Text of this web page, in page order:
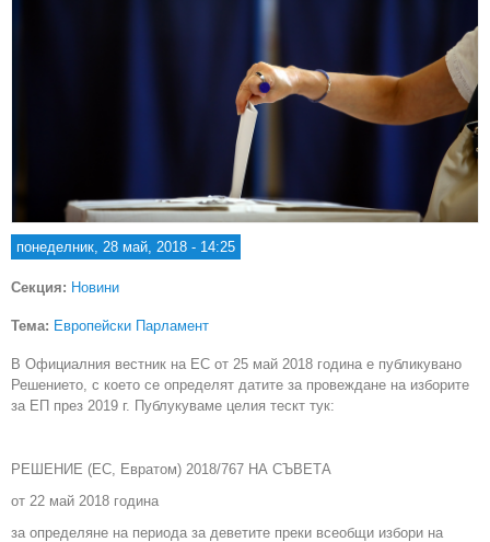
понеделник, 28 май, 2018 - 14:25
Секция: Новини
Тема: Европейски Парламент
В Официалния вестник на ЕС от 25 май 2018 година е публикувано
Решението, с което се определят датите за провеждане на изборите
за ЕП през 2019 г. Публукуваме целия тескт тук:
РЕШЕНИЕ (ЕС, Евратом) 2018/767 НА СЪВЕТА
от 22 май 2018 година
за определяне на периода за деветите преки всеобщи избори на